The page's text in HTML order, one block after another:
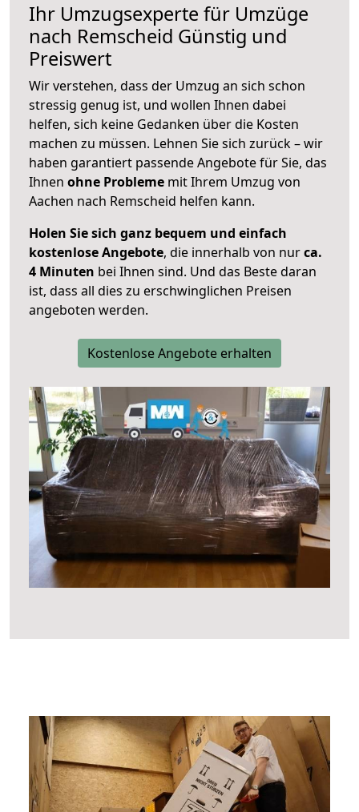
Ihr Umzugsexperte für Umzüge
nach Remscheid Günstig und
Preiswert
Wir verstehen, dass der Umzug an sich schon
stressig genug ist, und wollen Ihnen dabei
helfen, sich keine Gedanken über die Kosten
machen zu müssen. Lehnen Sie sich zurück – wir
haben garantiert passende Angebote für Sie, das
Ihnen ohne Probleme mit Ihrem Umzug von
Aachen nach Remscheid helfen kann.
Holen Sie sich ganz bequem und einfach
kostenlose Angebote, die innerhalb von nurca.
4 Minuten bei Ihnen sind. Und das Beste daran
ist, dass all dies zu erschwinglichen Preisen
angeboten werden.
Kostenlose Angebote erhalten